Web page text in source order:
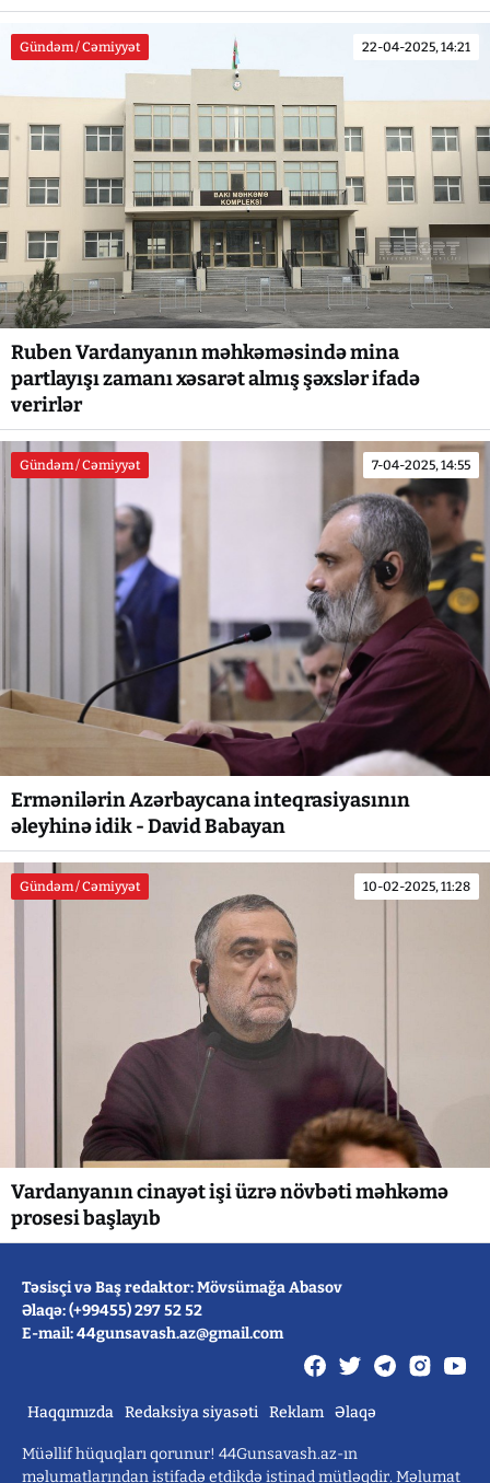
Gündəm / Cəmiyyət 22-04-2025, 14:21
Ruben Vardanyanın məhkəməsində mina
partlayışı zamanı xəsarət almış şəxslər ifadə
verirlər
Gündəm / Cəmiyyət 7-04-2025, 14:55
Ermənilərin Azərbaycana inteqrasiyasının
əleyhinə idik - David Babayan
Gündəm / Cəmiyyət 10-02-2025, 11:28
Vardanyanın cinayət işi üzrə növbəti məhkəmə
prosesi başlayıb
Təsisçi və Baş redaktor: Mövsümağa Abasov
Əlaqə: (+99455) 297 52 52
E-mail: 44gunsavash.az@gmail.com
Haqqımızda Redaksiya siyasəti Reklam Əlaqə
Müəllif hüquqları qorunur! 44Gunsavash.az-ın
məlumatlarından istifadə etdikdə istinad mütləqdir. Məlumat